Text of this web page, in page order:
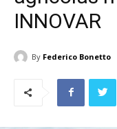
INNOVAR
By Federico Bonetto